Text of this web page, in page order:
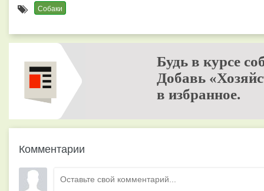
Собаки
Будь в курсе
Добавь
в избранное.
Комментарии